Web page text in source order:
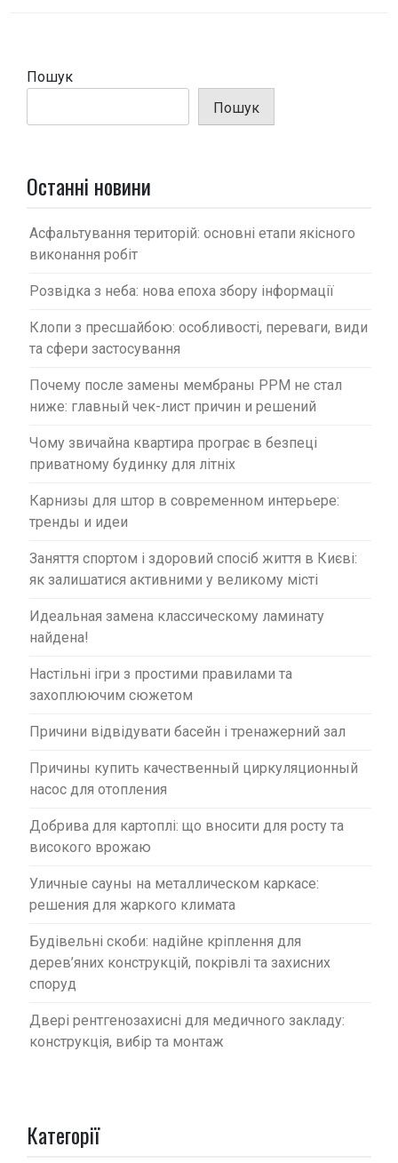
Пошук
Пошук
Останні новини
Асфальтування територій: основні етапи якісного
виконання робіт
Розвідка з неба: нова епоха збору інформації
Клопи з пресшайбою: особливості, переваги, види
та сфери застосування
Почему после замены мембраны PPM не стал
ниже: главный чек-лист причин и решений
Чому звичайна квартира програє в безпеці
приватному будинку для літніх
Карнизы для штор в современном интерьере:
тренды и идеи
Заняття спортом і здоровий спосіб життя в Києві:
як залишатися активними у великому місті
Идеальная замена классическому ламинату
найдена!
Настільні ігри з простими правилами та
захоплюючим сюжетом
Причини відвідувати басейн і тренажерний зал
Причины купить качественный циркуляционный
насос для отопления
Добрива для картоплі: що вносити для росту та
високого врожаю
Уличные сауны на металлическом каркасе:
решения для жаркого климата
Будівельні скоби: надійне кріплення для
дерев’яних конструкцій, покрівлі та захисних
споруд
Двері рентгенозахисні для медичного закладу:
конструкція, вибір та монтаж
Категорії